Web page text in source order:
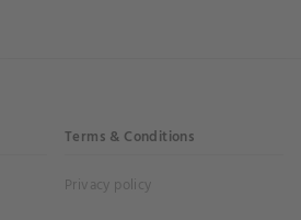
Terms & Conditions
Privacy policy